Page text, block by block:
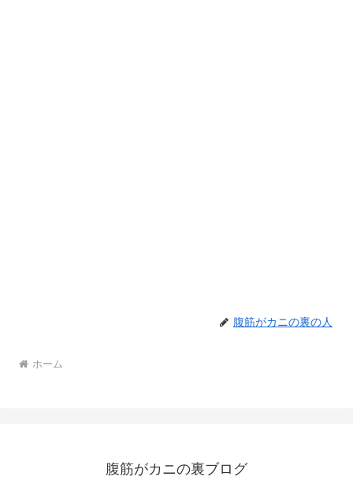
腹筋がカニの裏の人
ホーム
腹筋がカニの裏ブログ